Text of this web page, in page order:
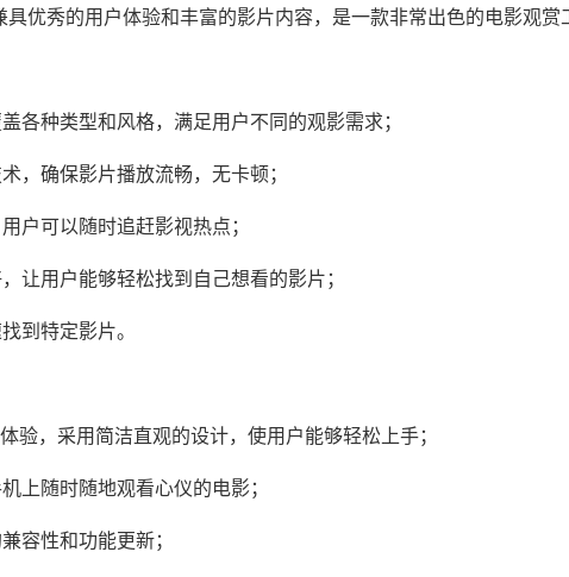
优秀的用户体验和丰富的影片内容，是一款非常出色的电影观赏
种类型和风格，满足用户不同的观影需求；
确保影片播放流畅，无卡顿；
可以随时追赶影视热点；
用户能够轻松找到自己想看的影片；
特定影片。
，采用简洁直观的设计，使用户能够轻松上手；
随时随地观看心仪的电影；
性和功能更新；